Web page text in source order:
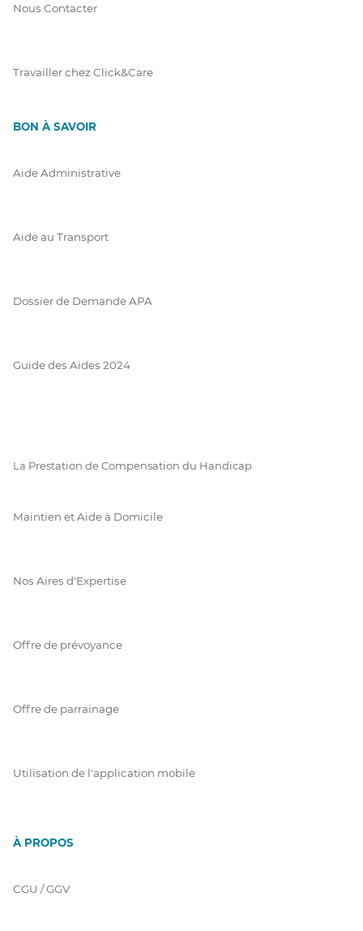
Nous Contacter
Travailler chez Click&Care
BON À SAVOIR
Aide Administrative
Aide au Transport
Dossier de Demande APA
Guide des Aides 2024
La Prestation de Compensation du Handicap
Maintien et Aide à Domicile
Nos Aires d'Expertise
Offre de prévoyance
Offre de parrainage
Utilisation de l'application mobile
À PROPOS
CGU / GGV